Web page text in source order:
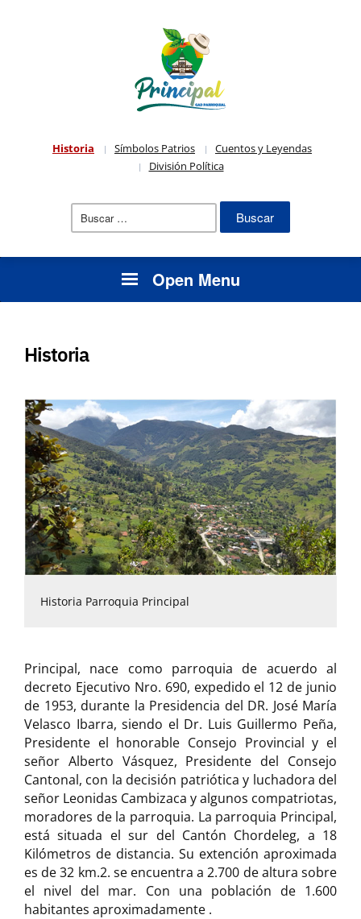
Historia Símbolos Patrios
Cuentos y Leyendas
División Política
Buscar:
Open Menu
Historia
Historia Parroquia Principal
Principal, nace como parroquia de acuerdo al
decreto Ejecutivo Nro. 690, expedido el 12 de junio
de 1953, durante la Presidencia del DR. José María
Velasco Ibarra, siendo el Dr. Luis Guillermo Peña,
Presidente el honorable Consejo Provincial y el
señor Alberto Vásquez, Presidente del Consejo
Cantonal, con la decisión patriótica y luchadora del
señor Leonidas Cambizaca y algunos compatriotas,
moradores de la parroquia. La parroquia Principal,
está situada el sur del Cantón Chordeleg, a 18
Kilómetros de distancia. Su extención aproximada
es de 32 km.2. se encuentra a 2.700 de altura sobre
el nivel del mar. Con una población de 1.600
habitantes aproximadamente .